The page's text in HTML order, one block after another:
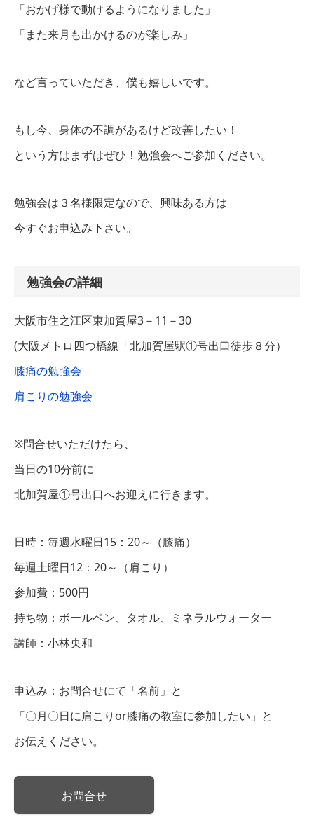
「おかげ様で動けるようになりました」
「また来月も出かけるのが楽しみ」
など言っていただき、僕も嬉しいです。
もし今、身体の不調があるけど改善したい！
という方はまずはぜひ！勉強会へご参加ください。
勉強会は３名様限定なので、興味ある方は
今すぐお申込み下さい。
勉強会の詳細
大阪市住之江区東加賀屋3－11－30
(大阪メトロ四つ橋線「北加賀屋駅①号出口徒歩８分）
膝痛の勉強会
肩こりの勉強会
※問合せいただけたら、
当日の10分前に
北加賀屋①号出口へお迎えに行きます。
日時：毎週水曜日15：20～（膝痛）
毎週土曜日12：20～（肩こり）
参加費：500円
持ち物：ボールペン、タオル、ミネラルウォーター
講師：小林央和
申込み：お問合せにて「名前」と
「〇月〇日に肩こりor膝痛の教室に参加したい」と
お伝えください。
お問合せ